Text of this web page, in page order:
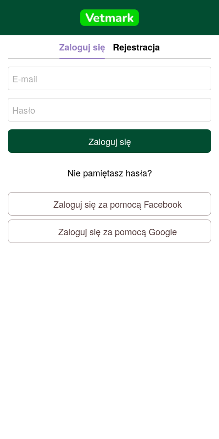
Zaloguj się Rejestracja
Zaloguj się
Nie pamiętasz hasła?
Zaloguj się za pomocą Facebook
Zaloguj się za pomocą Google